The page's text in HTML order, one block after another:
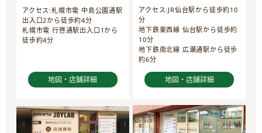
アクセス:札幌市電 中島公園通駅
出入口2から徒歩約4分
札幌市電 行啓通駅出入口1から
徒歩約4分
地図・店舗詳細
アクセス:JR仙台駅から徒歩約10
分
地下鉄東西線 仙台駅から徒歩約
10分
地下鉄南北線 広瀬通駅から徒歩
約6分
地図・店舗詳細